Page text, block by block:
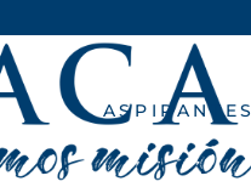
ASPIRANTES